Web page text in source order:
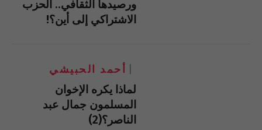
ورصيدها الثقافي.. الحزب
الاشتراكي إلى أين؟!
أحمد الحبيشي
لماذا يكره الإخوان
المسلمون جمال عبد
الناصر؟(2)